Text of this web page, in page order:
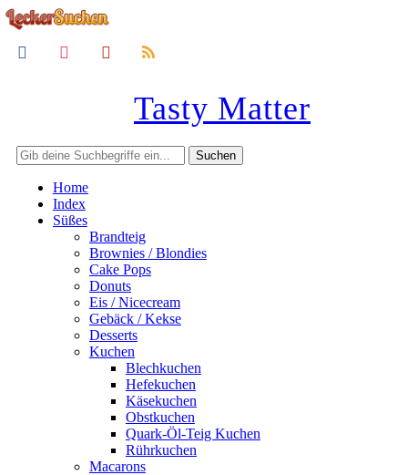
facebook instagrampinterest rss
Tasty Matter
Home
Index
Süßes
Brandteig
Brownies / Blondies
Cake Pops
Donuts
Eis / Nicecream
Gebäck / Kekse
Desserts
Kuchen
Blechkuchen
Hefekuchen
Käsekuchen
Obstkuchen
Quark-Öl-Teig Kuchen
Rührkuchen
Macarons